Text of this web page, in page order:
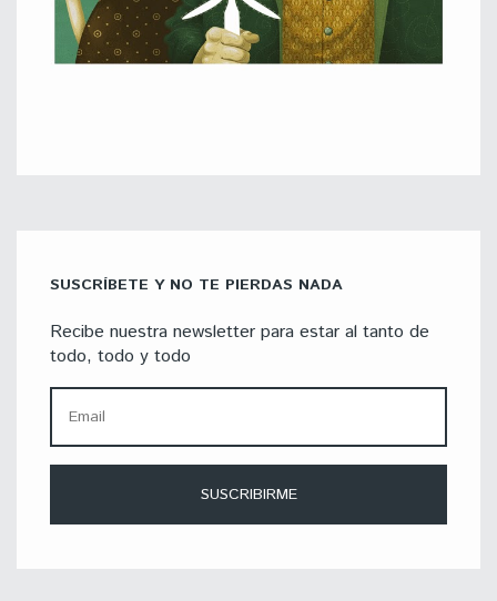
SUSCRÍBETE Y NO TE PIERDAS NADA
Recibe nuestra newsletter para estar al tanto de
todo, todo y todo